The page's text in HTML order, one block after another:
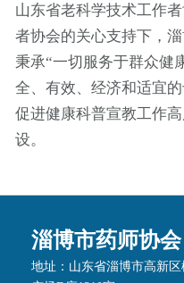
山东省老科学技术工作
者协会的关心支持下，
秉承“一切服务于群众健
全、有效、经济和适宜
促进健康科普宣教工作
设。
淄博市药师协会
地址：山东省淄博市高新